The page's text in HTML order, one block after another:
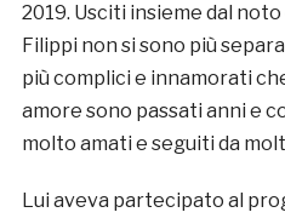
2019. Usciti insieme dal
Filippi non si sono più
più complici e innamorati
amore sono passati anni e
molto amati e seguiti da
Lui aveva partecipato al